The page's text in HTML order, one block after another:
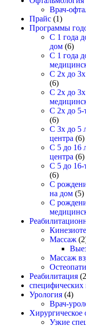
Врач-
Прайс (1)
Программы
С 1 года
дом (6)
С 1 года
С 2х до
(6)
С 2х до 3х
С 2х до 5-
(6)
С 3х до 5
центра (6)
С 5 до 16
центра (6)
С 5 до 16-
(6)
С
на дом (5)
С
Массаж
Массаж
Реабилитация
специфических
Урология (4)
Врач-
Хирургическое
Узкие